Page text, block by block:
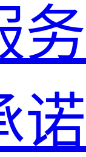
务
诺